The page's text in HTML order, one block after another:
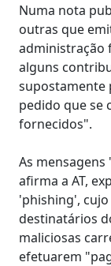
Numa nota
outras que
administração
alguns
supostamente
pedido que se
fornecidos".
As
afirma a AT,
'phishing',
destinatários
maliciosas
efetuarem